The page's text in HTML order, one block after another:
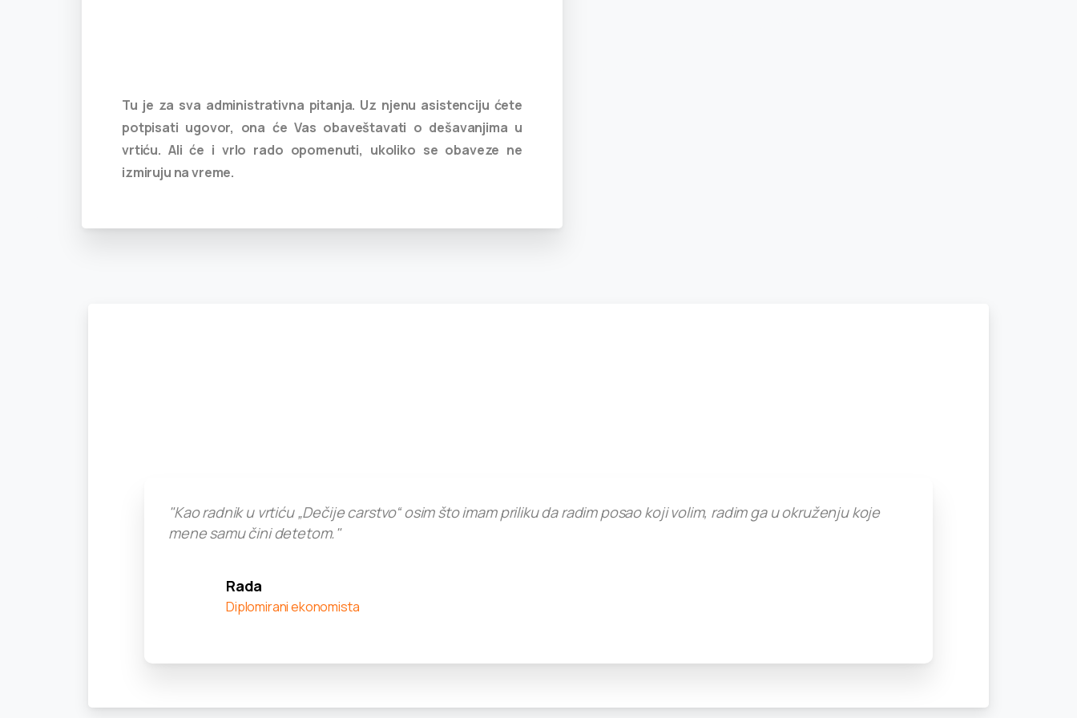
Tu je za sva administrativna pitanja. Uz njenu asistenciju ćete
potpisati ugovor, ona će Vas obaveštavati o dešavanjima u
vrtiću. Ali će i vrlo rado opomenuti, ukoliko se obaveze ne
izmiruju na vreme.
"Kao radnik u vrtiću „Dečije carstvo“ osim što imam priliku da radim posao koji volim, radim ga u okruženju koje
mene samu čini detetom."
Rada
Diplomirani ekonomista